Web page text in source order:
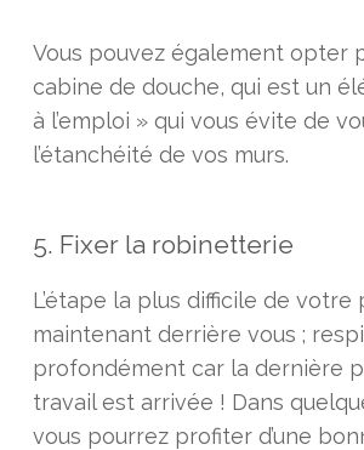
Vous pouvez également opter
cabine de douche, qui est un
à l’emploi » qui vous évite de
l’étanchéité de vos murs.
5. Fixer la robinetterie
L’étape la plus difficile de
maintenant derrière vous ;
profondément car la dernière
travail est arrivée ! Dans
vous pourrez profiter d’une